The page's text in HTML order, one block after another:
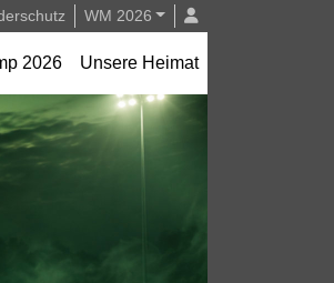
WM 2026
2026 Unsere Heimat